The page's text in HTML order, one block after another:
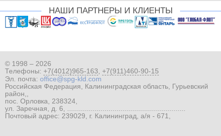
НАШИ ПАРТНЕРЫ И КЛИЕНТЫ
© 1998 – 2026
Телефоны: +7(4012)965-163, +7(911)460-90-15
Эл. почта: office@spg-kld.com
Российская Федерация, Калининградская область, Гурьевский
район,,
пос. Орловка, 238324,
ул. Заречная, д. 6, ............................................................
Почтовый адрес: 239029, г. Калининград, а/я - 671,